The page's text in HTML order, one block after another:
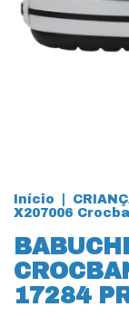
Início
X207006
17284